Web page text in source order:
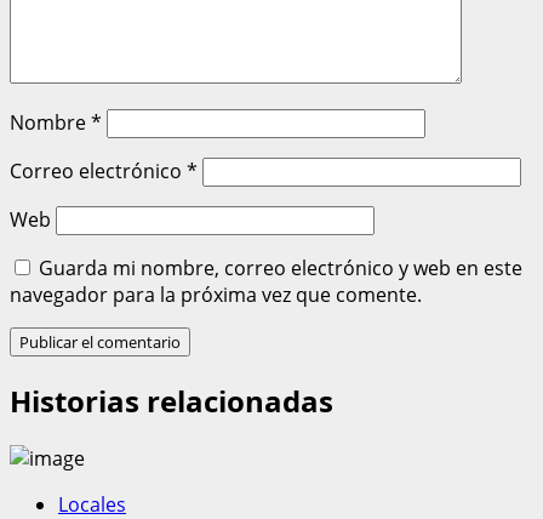
Nombre*
Correo electrónico *
Web
Guarda mi nombre, correo electrónico y web en este
navegador para la próxima vez que comente.
Historias relacionadas
Locales